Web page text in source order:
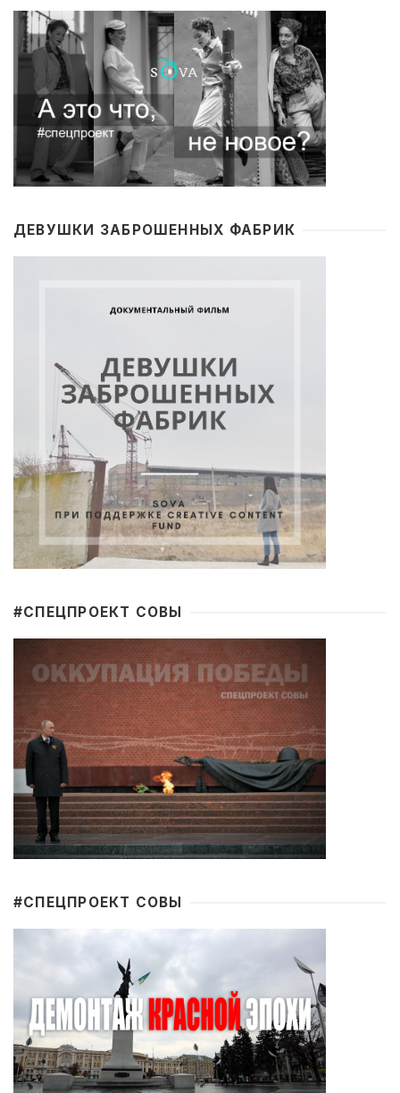
ДЕВУШКИ ЗАБРОШЕННЫХ ФАБРИК
#CПЕЦПРОЕКТ СОВЫ
#CПЕЦПРОЕКТ СОВЫ